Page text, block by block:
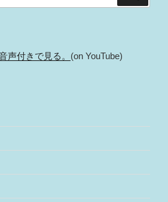
声付きで見る。 (on YouTube)